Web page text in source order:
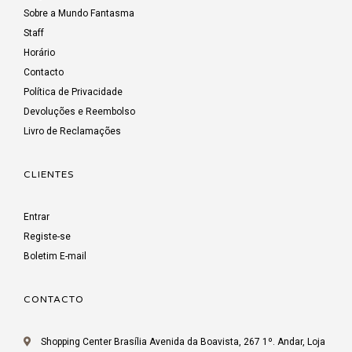
Sobre a Mundo Fantasma
Staff
Horário
Contacto
Política de Privacidade
Devoluções e Reembolso
Livro de Reclamações
CLIENTES
Entrar
Registe-se
Boletim E-mail
CONTACTO
Shopping Center Brasília Avenida da Boavista, 267 1º. Andar, Loja